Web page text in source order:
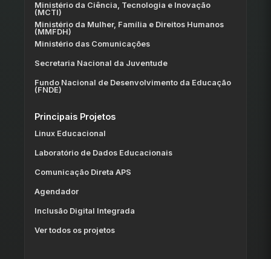
Ministério da Ciência, Tecnologia e Inovação
(MCTI)
Ministério da Mulher, Família e Direitos Humanos
(MMFDH)
Ministério das Comunicações
Secretaria Nacional da Juventude
Fundo Nacional de Desenvolvimento da Educação
(FNDE)
Principais Projetos
Linux Educacional
Laboratório de Dados Educacionais
Comunicação Direta APS
Agendador
Inclusão Digital Integrada
Ver todos os projetos